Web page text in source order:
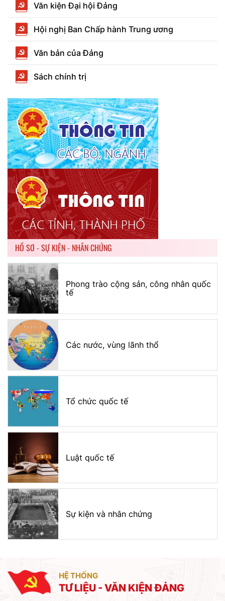
Văn kiện Đại hội Đảng
Hội nghị Ban Chấp hành Trung ương
Văn bản của Đảng
Sách chính trị
HỒ SƠ - SỰ KIỆN - NHÂN CHỨNG
Phong trào cộng sản, công nhân quốc
tế
Các nước, vùng lãnh thổ
Tổ chức quốc tế
Luật quốc tế
Sự kiện và nhân chứng
HỆ THỐNG
TƯ LIỆU - VĂN KIỆN ĐẢNG